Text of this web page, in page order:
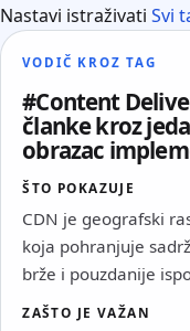
Nastavi istraživati Svi
VODIČ KROZ TAG
#Content
članke kroz
obrazac
ŠTO POKAZUJE
CDN je geografski
koja pohranjuje
brže i pouzdanije
ZAŠTO JE VAŽAN